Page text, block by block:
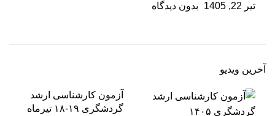
تیر 22, 1405
بدون دیدگاه
آخرین ویدیو
آزمون کارشناسی ارشد
گردشگری ۱۹-۱۸ تیرماه